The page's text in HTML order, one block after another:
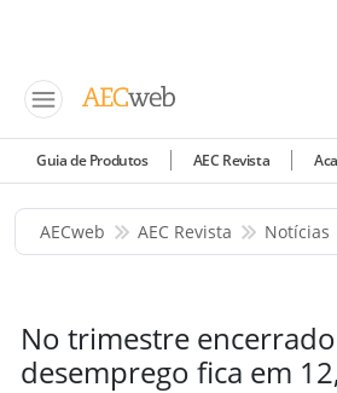
Guia de Produtos AEC Revista
AECweb AEC Revista Notícias
No trimestre
desemprego fica em